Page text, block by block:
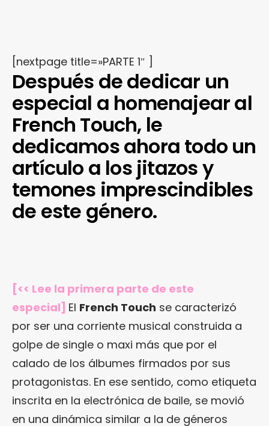
[nextpage title=»PARTE 1″ ]
Después de dedicar un
especial a homenajear al
French Touch, le
dedicamos ahora todo un
artículo a los jitazos y
temones imprescindibles
de este género.
[<< Lee la primera parte de este
especial] El French Touch se caracterizó
por ser una corriente musical construida a
golpe de single o maxi más que por el
calado de los álbumes firmados por sus
protagonistas. En ese sentido, como etiqueta
inscrita en la electrónica de baile, se movió
en una dinámica similar a la de géneros